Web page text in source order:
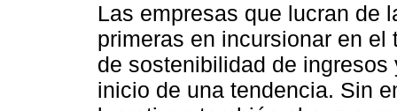
Las empresas que lucran de
primeras en incursionar en
de sostenibilidad de
inicio de una tendencia. Sin